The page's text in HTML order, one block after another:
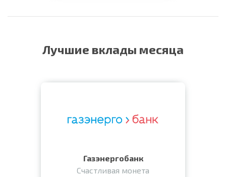
Лучшие вклады месяца
Газэнергобанк
Счастливая монета